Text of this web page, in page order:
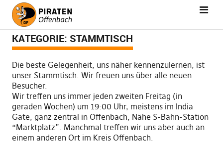
KATEGORIE: STAMMTISCH
Die beste Gelegenheit, uns näher kennenzulernen, ist
unser Stammtisch. Wir freuen uns über alle neuen
Besucher.
Wir treffen uns immer jeden zweiten Freitag (in
geraden Wochen) um 19:00 Uhr, meistens im India
Gate, ganz zentral in Offenbach, Nähe S-Bahn-Station
“Marktplatz”. Manchmal treffen wir uns aber auch an
einem anderen Ort im Kreis Offenbach.